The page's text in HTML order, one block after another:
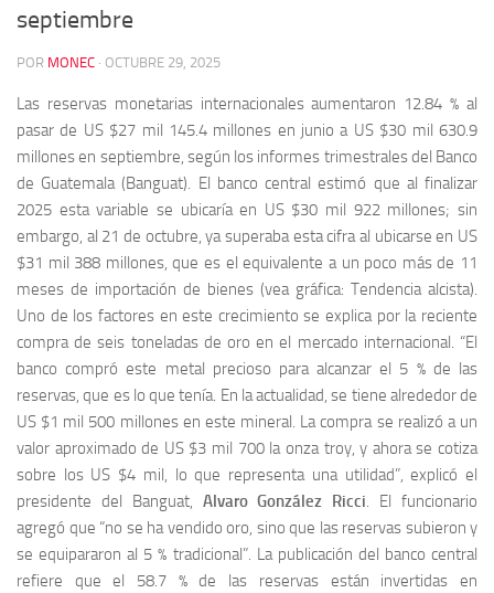
septiembre
POR MONEC · OCTUBRE 29, 2025
Las reservas monetarias internacionales aumentaron 12.84 % al
pasar de US $27 mil 145.4 millones en junio a US $30 mil 630.9
millones en septiembre, según los informes trimestrales del Banco
de Guatemala (Banguat). El banco central estimó que al finalizar
2025 esta variable se ubicaría en US $30 mil 922 millones; sin
embargo, al 21 de octubre, ya superaba esta cifra al ubicarse en US
$31 mil 388 millones, que es el equivalente a un poco más de 11
meses de importación de bienes (vea gráfica: Tendencia alcista).
Uno de los factores en este crecimiento se explica por la reciente
compra de seis toneladas de oro en el mercado internacional. “El
banco compró este metal precioso para alcanzar el 5 % de las
reservas, que es lo que tenía. En la actualidad, se tiene alrededor de
US $1 mil 500 millones en este mineral. La compra se realizó a un
valor aproximado de US $3 mil 700 la onza troy, y ahora se cotiza
sobre los US $4 mil, lo que representa una utilidad”, explicó el
presidente del Banguat, Alvaro González Ricci. El funcionario
agregó que “no se ha vendido oro, sino que las reservas subieron y
se equipararon al 5 % tradicional”. La publicación del banco central
refiere que el 58.7 % de las reservas están invertidas en